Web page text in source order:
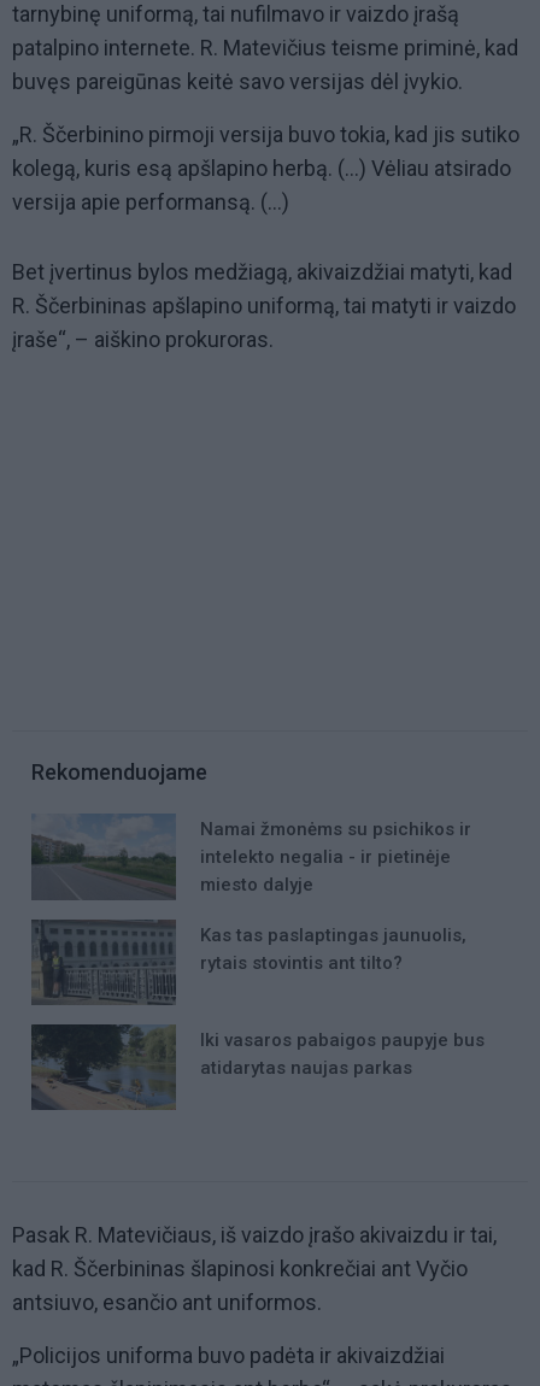
tarnybinę uniformą, tai nufilmavo ir vaizdo įrašą
patalpino internete. R. Matevičius teisme priminė, kad
buvęs pareigūnas keitė savo versijas dėl įvykio.
„R. Ščerbinino pirmoji versija buvo tokia, kad jis sutiko
kolegą, kuris esą apšlapino herbą. (...) Vėliau atsirado
versija apie performansą. (...)
Bet įvertinus bylos medžiagą, akivaizdžiai matyti, kad
R. Ščerbininas apšlapino uniformą, tai matyti ir vaizdo
įraše“, – aiškino prokuroras.
Rekomenduojame
Namai žmonėms su psichikos ir
intelekto negalia - ir pietinėje
miesto dalyje
Kas tas paslaptingas jaunuolis,
rytais stovintis ant tilto?
Iki vasaros pabaigos paupyje bus
atidarytas naujas parkas
Pasak R. Matevičiaus, iš vaizdo įrašo akivaizdu ir tai,
kad R. Ščerbininas šlapinosi konkrečiai ant Vyčio
antsiuvo, esančio ant uniformos.
„Policijos uniforma buvo padėta ir akivaizdžiai